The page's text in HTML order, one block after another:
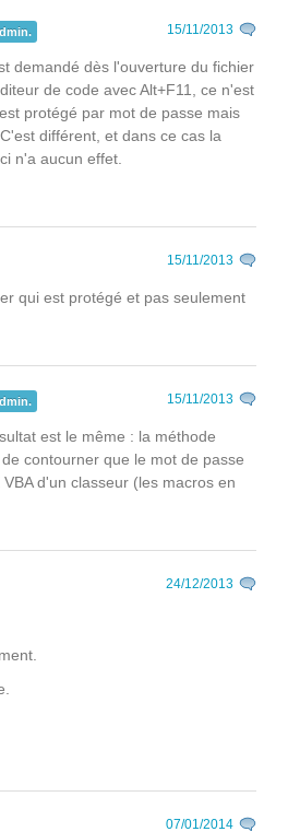
15/11/2013
demandé dès l'ouverture du fichier
de code avec Alt+F11, ce n'est
protégé par mot de passe mais
différent, et dans ce cas la
n'a aucun effet.
15/11/2013
qui est protégé et pas seulement
15/11/2013
est le même : la méthode
contourner que le mot de passe
d'un classeur (les macros en
24/12/2013
07/01/2014